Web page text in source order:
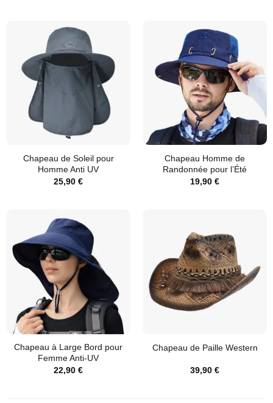
Chapeau de Soleil pour
Homme Anti UV
25,90 €
Chapeau Homme de
Randonnée pour l’Été
19,90 €
Chapeau à Large Bord pour
Femme Anti-UV
22,90 €
Chapeau de Paille Western
39,90 €